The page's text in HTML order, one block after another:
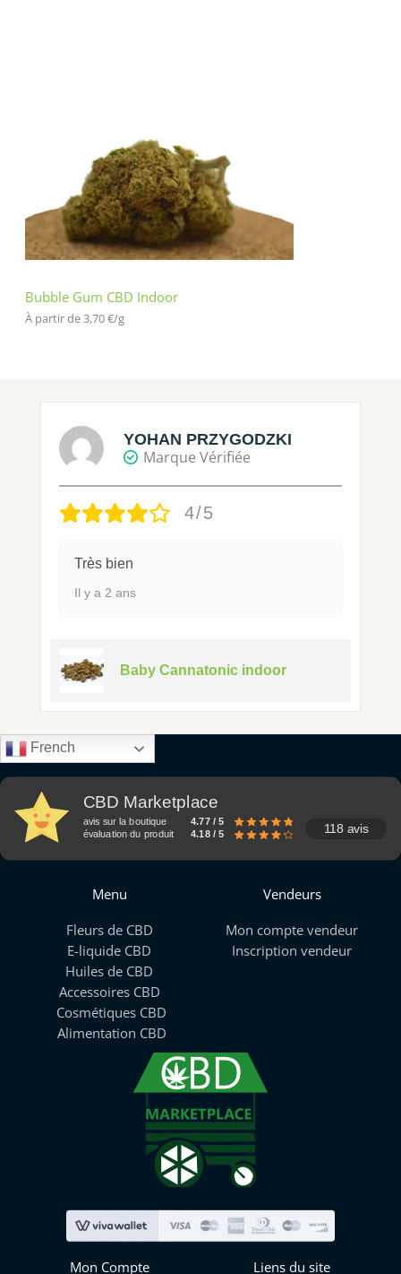
Bubble Gum CBD Indoor
À partir de 3,70€/g
YOHAN PRZYGODZKI
Marque Vérifiée
4/5
Très bien
Il y a 2 ans
Baby Cannatonic indoor
French
CBD Marketplace
avis sur la boutique
4.77 / 5
évaluation du produit
4.18 / 5 118 avis
Menu
Fleurs de CBD
E-liquide CBD
Huiles de CBD
Accessoires CBD
Cosmétiques CBD
Alimentation CBD
Vendeurs
Mon compte vendeur
Inscription vendeur
Mon Compte Liens du site